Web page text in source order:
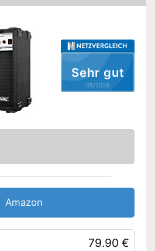
- Bass
Verfügt über einen Kopfhörer-
Anschluss
Sehr gut
05/2026
Amazon
79.90 €